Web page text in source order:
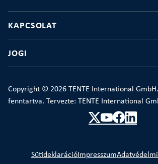
KAPCSOLAT
JOGI
Copyright © 2026 TENTE International
fenntartva. Tervezte: TENTE International
SütideklarációImpresszum